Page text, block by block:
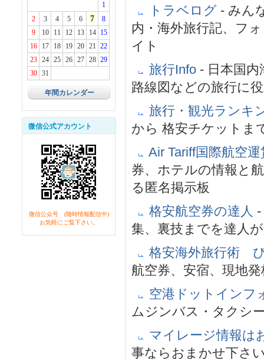
1
2
3 4 5 6 7
8
9
10 11 12 13 14
15
16
17 18 19 20 21 22
23
24 25 26 27 28 29
30
31
年間カレンダー
微信公式アカウント
微信公众号 (随時情報配信中)
お気軽にご覧下さい。
トラベログ - みん
内・海外旅行記、フ
イト
旅行Info - 日本国
路線図などの旅行に
旅行・観光ランキ
から 格安チケットま
Air Tariff国際航空
券、ホテルの情報と
る匿名掲示板
格安航空券の達人
集、裏技までを達人
格安海外旅行術
航空券、安宿、現地
空港ドットインフ
ムジンバス・タクシ
マイレージ情報は
事ならおまかせ下さ